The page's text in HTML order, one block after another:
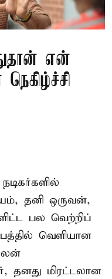
என்
தனி ஒருவன்,
பல வெற்றிப்
வெளியான
தனது மிரட்டலான